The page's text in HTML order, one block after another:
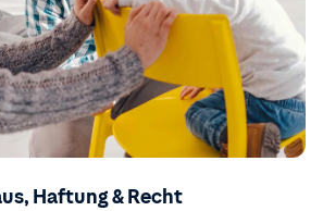
Haftung & Recht